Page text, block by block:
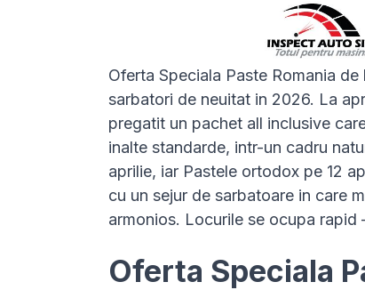
Oferta Speciala Paste Romania
sarbatori de neuitat in 2026. La
pregatit un pachet all inclusive
inalte standarde, intr-un cadru
aprilie, iar Pastele ortodox pe 12
cu un sejur de sarbatoare in care
armonios. Locurile se ocupa
Oferta Speciala